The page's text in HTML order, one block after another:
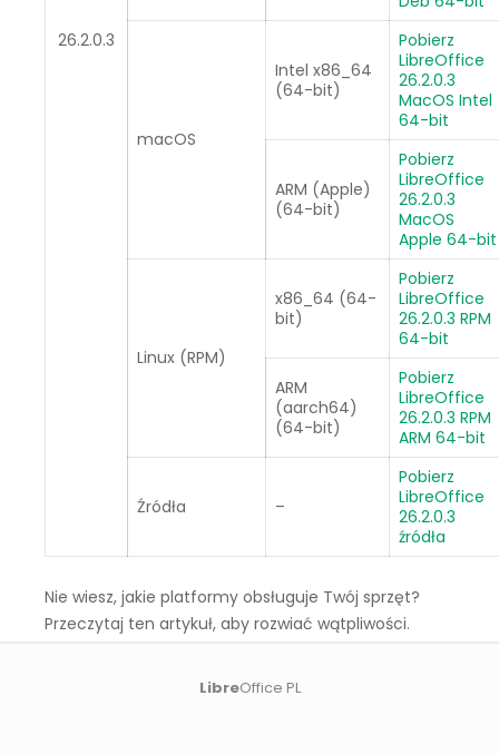
26.2.0.3
macOS
Intel x86_64
(64-bit)
Pobierz
LibreOffice
26.2.0.3
MacOS Intel
64-bit
ARM (Apple)
(64-bit)
Pobierz
LibreOffice
26.2.0.3
MacOS
Apple 64-bit
Linux (RPM)
x86_64 (64-
bit)
Pobierz
LibreOffice
26.2.0.3 RPM
64-bit
ARM
(aarch64)
(64-bit)
Pobierz
LibreOffice
26.2.0.3 RPM
ARM 64-bit
Źródła –
Pobierz
LibreOffice
26.2.0.3
źródła
Nie wiesz, jakie platformy obsługuje Twój sprzęt?
Przeczytaj ten artykuł, aby rozwiać wątpliwości.
Instalacja na Linuxie
LibreOffice PL